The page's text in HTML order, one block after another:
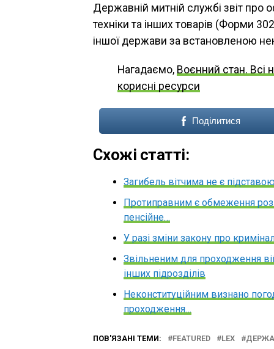
Державній митній службі звіт про
техніки та інших товарів (Форми
іншої держави за встановленою
Нагадаємо, Воєнний стан. Всі
корисні ресурси
Поділитися
Схожі статті:
Загибель вітчима не є
Протиправним є обмеження
пенсійне…
У разі зміни закону про
Звільненим для проходження
інших підрозділів
Неконституційним визнано
проходження…
ПОВ'ЯЗАНІ ТЕМИ: FEATURED LEX